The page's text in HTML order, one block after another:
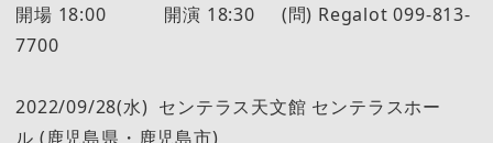
開場 18:00 開演 18:30 (問) Regalot 099-813-
7700
2022/09/28(水) センテラス天文館 センテラスホー
ル (鹿児島県・鹿児島市)